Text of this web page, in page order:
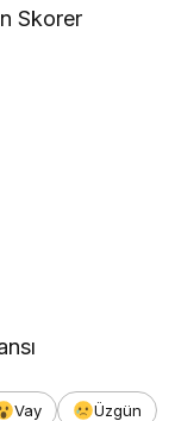
Skorer
Vay
Üzgün